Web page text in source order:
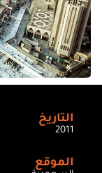
التاريخ
2011
الموقع